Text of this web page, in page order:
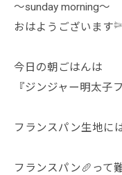
～sunday morning～
おはようございます
今日の朝ごはんは
『ジンジャー明太子
フランスパン生地に
フランスパン🥖って